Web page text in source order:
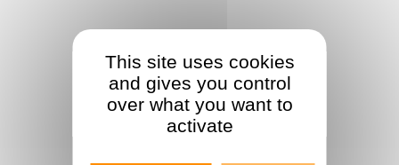
This site uses cookies
and gives you control
over what you want to
activate